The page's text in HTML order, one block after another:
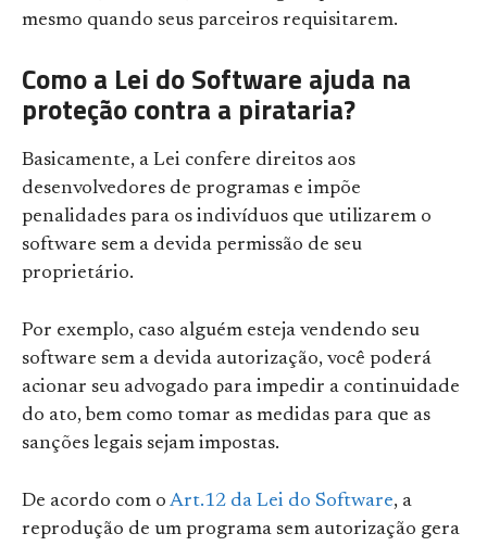
mesmo quando seus parceiros requisitarem.
Como a Lei do Software ajuda na
proteção contra a pirataria?
Basicamente, a Lei confere direitos aos
desenvolvedores de programas e impõe
penalidades para os indivíduos que utilizarem o
software sem a devida permissão de seu
proprietário.
Por exemplo, caso alguém esteja vendendo seu
software sem a devida autorização, você poderá
acionar seu advogado para impedir a continuidade
do ato, bem como tomar as medidas para que as
sanções legais sejam impostas.
De acordo com o Art.12 da Lei do Software, a
reprodução de um programa sem autorização gera